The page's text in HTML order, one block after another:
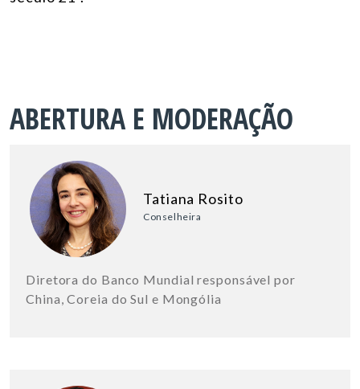
ABERTURA E MODERAÇÃO
Tatiana Rosito
Conselheira
Diretora do Banco Mundial responsável por
China, Coreia do Sul e Mongólia